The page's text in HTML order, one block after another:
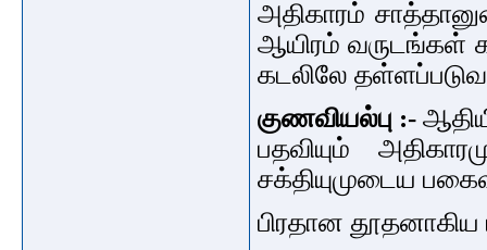
அதிகாரம்
ஆயிரம் வருடங்கள்
கடலிலே
குணவியல்பு :-
பதவியும்
சக்தியுமுடைய
பிரதான தூதனாகிய